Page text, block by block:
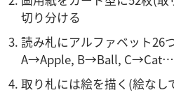
切り分ける
読み札にアルファベット26
A→Apple, B→Ball,
取り札には絵を描く(絵なし